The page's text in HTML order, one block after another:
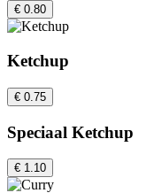
€ 0.80
Ketchup
€ 0.75
Speciaal Ketchup
€ 1.10